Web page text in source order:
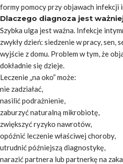
formy pomocy przy objawach infekcji
Dlaczego diagnoza jest
Szybka ulga jest ważna. Infekcje
zwykły dzień: siedzenie w pracy, sen,
wyjście z domu. Problem w tym, że
dokładnie się dzieje.
Leczenie „na oko” może:
nie zadziałać,
nasilić podrażnienie,
zaburzyć naturalną mikrobiotę,
zwiększyć ryzyko nawrotów,
opóźnić leczenie właściwej choroby,
utrudnić późniejszą diagnostykę,
narazić partnera lub partnerkę na